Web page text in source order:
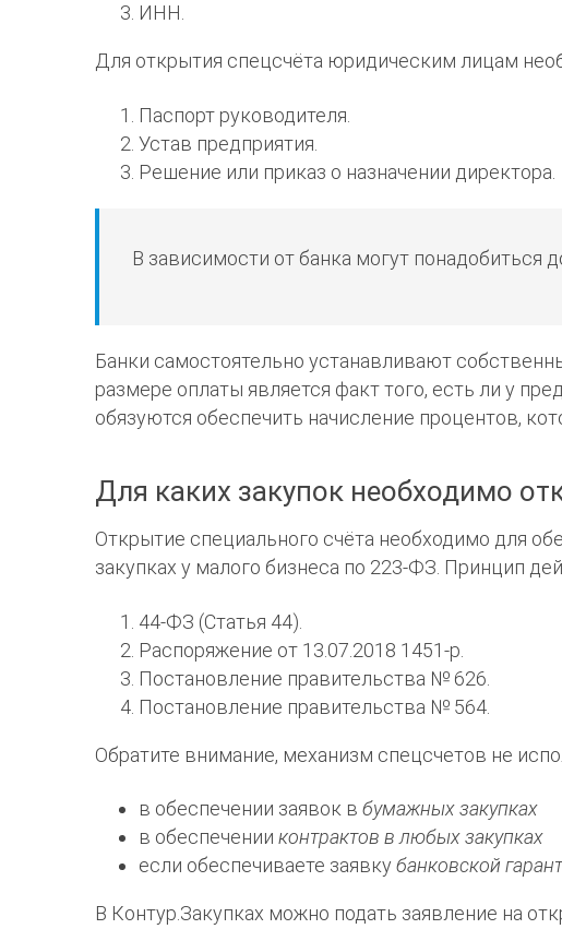
ИНН.
Для открытия спецсчёта юридическим лицам
Паспорт руководителя.
Устав предприятия.
Решение или приказ о назначении директора.
В зависимости от банка могут понадобиться
Банки самостоятельно устанавливают
размере оплаты является факт того, есть ли у
обязуются обеспечить начисление процентов,
Для каких закупок необходимо
Открытие специального счёта необходимо для
закупках у малого бизнеса по 223-ФЗ. Принцип
44-ФЗ (Статья 44).
Распоряжение от 13.07.2018 1451-р
Постановление правительства № 626
Постановление правительства № 564
Обратите внимание, механизм спецсчетов не
в обеспечении заявок вбумажных закупках
в обеспеченииконтрактов в любых закупках
если обеспечиваете заявкубанковской
В Контур.Закупках можно подать заявление на